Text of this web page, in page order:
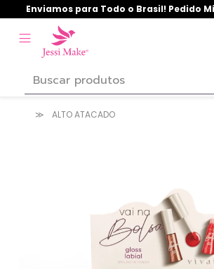
Enviamos para Todo o Brasil! Pedido
ALTO ATACADO